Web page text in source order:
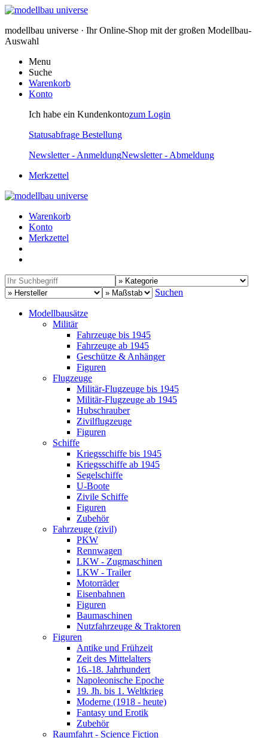
modellbau universe · Ihr Online-Shop mit der großen Modellbau-
Auswahl
Menu
Suche
Warenkorb
Konto
Ich habe ein Kundenkontozum Login
Statusabfrage Bestellung
Newsletter - AnmeldungNewsletter - Abmeldung
Merkzettel
Warenkorb
Konto
Merkzettel
Suchen
Modellbausätze
Militär
Fahrzeuge bis 1945
Fahrzeuge ab 1945
Geschütze & Anhänger
Figuren
Flugzeuge
Militär-Flugzeuge bis 1945
Militär-Flugzeuge ab 1945
Hubschrauber
Zivilflugzeuge
Figuren
Schiffe
Kriegsschiffe bis 1945
Kriegsschiffe ab 1945
Segelschiffe
U-Boote
Zivile Schiffe
Figuren
Zubehör
Fahrzeuge (zivil)
PKW
Rennwagen
LKW - Zugmaschinen
LKW - Trailer
Motorräder
Eisenbahnen
Figuren
Baumaschinen
Nutzfahrzeuge & Traktoren
Figuren
Antike und Frühzeit
Zeit des Mittelalters
16.-18. Jahrhundert
Napoleonische Epoche
19. Jh. bis 1. Weltkrieg
Moderne (1918 - heute)
Fantasy und Erotik
Zubehör
Raumfahrt - Science Fiction